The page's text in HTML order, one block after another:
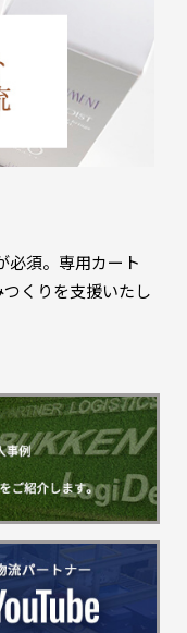
必須。専用カート
くりを支援いたし